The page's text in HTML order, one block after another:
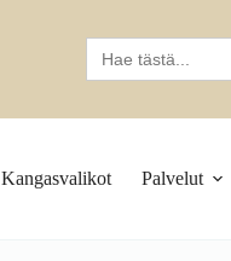
Search
for:
Kangasvalikot Palvelut